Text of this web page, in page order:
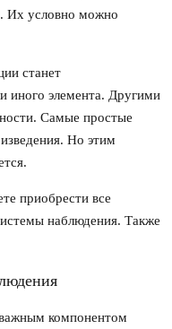
Их условно можно
станет
иного элемента. Другими
Самые простые
Но этим
приобрести все
наблюдения. Также
компонентом